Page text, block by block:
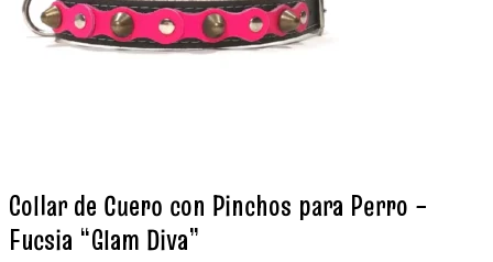
Collar de Cuero con Pinchos para Perro –
Fucsia “Glam Diva”